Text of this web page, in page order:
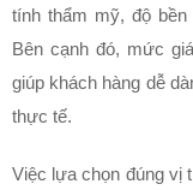
tính thẩm mỹ, độ
Bên cạnh đó, mức
giúp khách hàng dễ
thực tế.
Việc lựa chọn đúng vị